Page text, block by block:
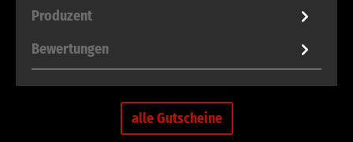
Produzent
Bewertungen
alle Gutscheine